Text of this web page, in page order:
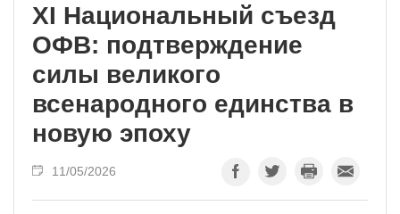
XI Национальный съезд
ОФВ: подтверждение
силы великого
всенародного единства в
новую эпоху
11/05/2026